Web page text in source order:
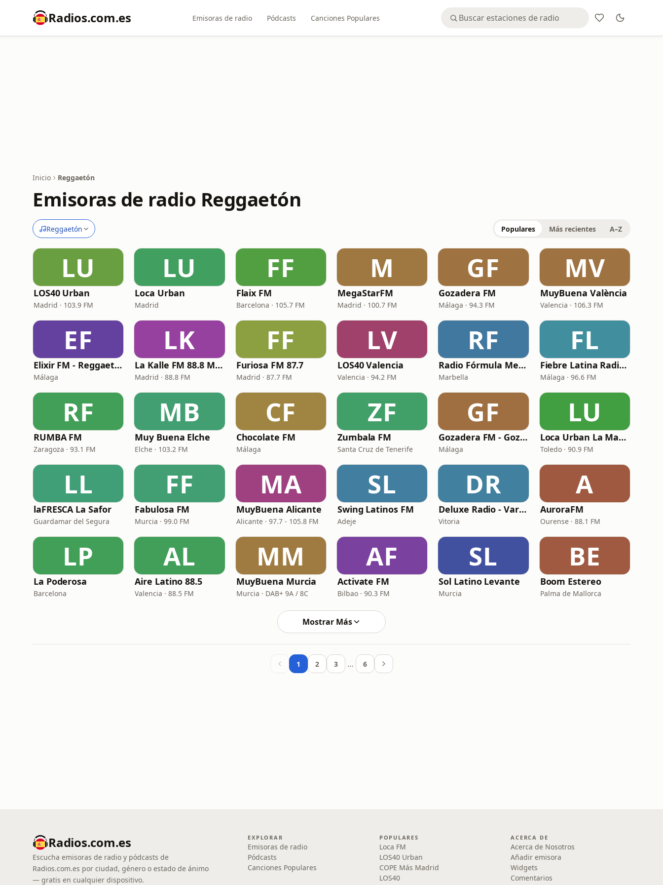
Radios.com.es Emisoras de radio Pódcasts Canciones Populares
Inicio Reggaetón
Emisoras de radio Reggaetón
Reggaetón Populares Más recientes A–Z
LU
LOS40 Urban
Madrid · 103.9 FM
LU
Loca Urban
Madrid
FF
Flaix FM
Barcelona · 105.7 FM
M
MegaStarFM
Madrid · 100.7 FM
GF
Gozadera FM
Málaga · 94.3 FM
MV
MuyBuena València
Valencia · 106.3 FM
EF
Elixir FM - Reggaeton Party
Málaga
LK
La Kalle FM 88.8 MADRID
Madrid · 88.8 FM
FF
Furiosa FM 87.7
Madrid · 87.7 FM
LV
LOS40 Valencia
Valencia · 94.2 FM
RF
Radio Fórmula Mega
Marbella
FL
Fiebre Latina Radio 96.6 FM
Málaga · 96.6 FM
RF
RUMBA FM
Zaragoza · 93.1 FM
MB
Muy Buena Elche
Elche · 103.2 FM
CF
Chocolate FM
Málaga
ZF
Zumbala FM
Santa Cruz de Tenerife
GF
Gozadera FM - Gozadera Vieja Escuela
Málaga
LU
Loca Urban La Mancha
Toledo · 90.9 FM
LL
laFRESCA La Safor
Guardamar del Segura
FF
Fabulosa FM
Murcia · 99.0 FM
MA
MuyBuena Alicante
Alicante · 97.7 - 105.8 FM
SL
Swing Latinos FM
Adeje
DR
Deluxe Radio - Varios
Vitoria
A
AuroraFM
Ourense · 88.1 FM
LP
La Poderosa
Barcelona
AL
Aire Latino 88.5
Valencia · 88.5 FM
MM
MuyBuena Murcia
Murcia · DAB+ 9A / 8C
AF
Activate FM
Bilbao · 90.3 FM
SL
Sol Latino Levante
Murcia
BE
Boom Estereo
Palma de Mallorca
Mostrar Más
1 2 3 … 6
Radios.com.es
Escucha emisoras de radio y pódcasts de
Radios.com.es por ciudad, género o estado de ánimo
— gratis en cualquier dispositivo.
EXPLORAR
Emisoras de radio
Pódcasts
Canciones Populares
POPULARES
Loca FM
LOS40 Urban
COPE Más Madrid
LOS40
ACERCA DE
Acerca de Nosotros
Añadir emisora
Widgets
Comentarios